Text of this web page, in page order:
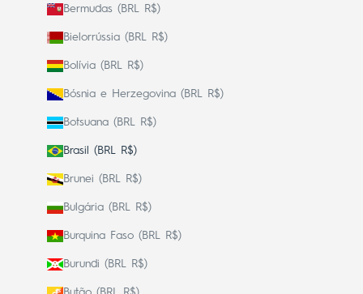
Bermudas (BRL R$)
Bielorrússia (BRL R$)
Bolívia (BRL R$)
Bósnia e Herzegovina (BRL R$)
Botsuana (BRL R$)
Brasil (BRL R$)
Brunei (BRL R$)
Bulgária (BRL R$)
Burquina Faso (BRL R$)
Burundi (BRL R$)